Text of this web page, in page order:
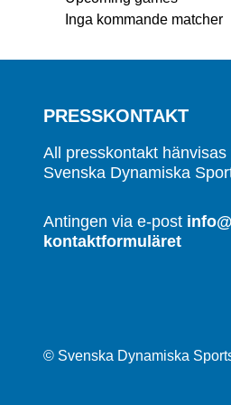
Inga kommande matcher
PRESSKONTAKT
All presskontakt
Svenska Dynamiska
Antingen via e-post
kontaktformuläret
© Svenska Dynamiska